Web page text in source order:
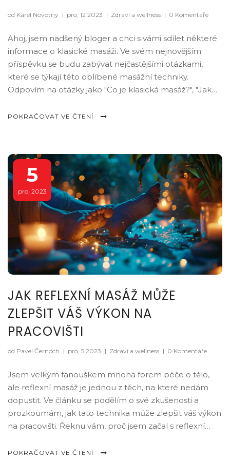
od Karel Novotný | pro, 12 2023 | Zdraví a wellness | 0 Komentáře
Ahoj, jsem nadšený bloger a chci s vámi sdílet některé
informace o klasické masáži. Ve svém nejnovějším
příspěvku se budu zabývat nejčastějšími otázkami,
které se týkají této oblíbené masážní techniky.
Odpovím na otázky jako "Co je klasická masáž?", "Jak
informace vám pomohou pochopit, co od této
POKRAČOVAT VE ČTENÍ
5
pro, 2023
JAK REFLEXNÍ MASÁŽ MŮŽE
ZLEPŠIT VÁŠ VÝKON NA
PRACOVIŠTI
od Pavel Černoch | pro, 5 2023 | Zdraví a wellness | 0 Komentáře
Jsem velkým fanouškem mnoha forem péče o tělo,
ale reflexní masáž je jednou z těch, na které nedám
dopustit. Ve článku se podělím o své zkušenosti a
prozkoumám, jak tato technika může zlepšit váš výkon
na pracovišti. Řeknu vám, proč jsem začal s reflexní
zkušenosti inspirují k vyzkoušení tohoto způsobu
POKRAČOVAT VE ČTENÍ